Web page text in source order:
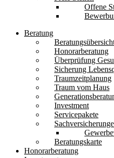
Offene
Beratung
Honorarberatung
Überprüfung
Sicherung
Traumzeitplanung
Traum vom Haus
Investment
Servicepakete
Beratungskarte
Honorarberatung